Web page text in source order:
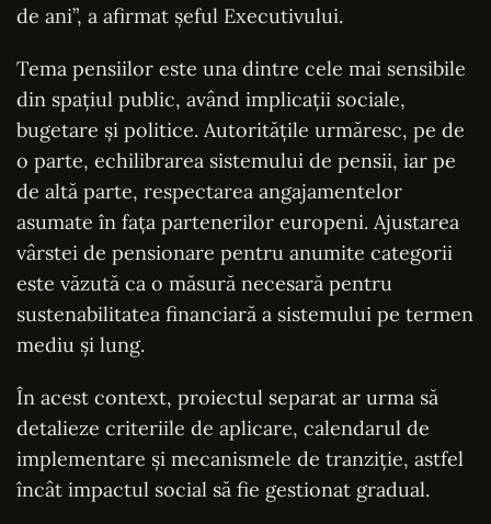
de ani”, a afirmat șeful Executivului.
Tema pensiilor este una dintre cele mai sensibile
din spațiul public, având implicații sociale,
bugetare și politice. Autoritățile urmăresc, pe de
o parte, echilibrarea sistemului de pensii, iar pe
de altă parte, respectarea angajamentelor
asumate în fața partenerilor europeni. Ajustarea
vârstei de pensionare pentru anumite categorii
este văzută ca o măsură necesară pentru
sustenabilitatea financiară a sistemului pe termen
mediu și lung.
În acest context, proiectul separat ar urma să
detalieze criteriile de aplicare, calendarul de
implementare și mecanismele de tranziție, astfel
încât impactul social să fie gestionat gradual.